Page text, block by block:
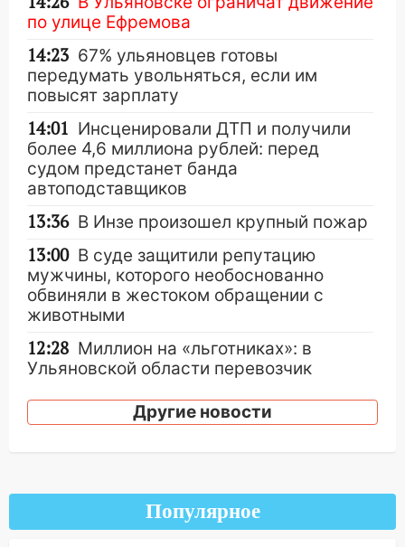
по улице Ефремова
14:23 67% ульяновцев готовы
передумать увольняться, если им
повысят зарплату
14:01 Инсценировали ДТП и получили
более 4,6 миллиона рублей: перед
судом предстанет банда
автоподставщиков
13:36 В Инзе произошел крупный пожар
13:00 В суде защитили репутацию
мужчины, которого необоснованно
обвиняли в жестоком обращении с
животными
12:28 Миллион на «льготниках»: в
Ульяновской области перевозчик
проездными
11:49 Снят режим «Ракетная
опасность» на территории Ульяновской
области
Другие новости
Популярное